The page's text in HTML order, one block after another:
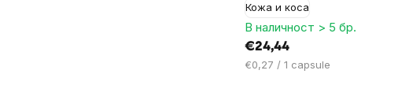
Кожа и коса
В наличност > 5 бр.
€24,44
Цена
€0,27 / 1 capsule